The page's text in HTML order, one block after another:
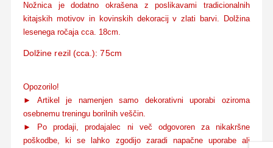
Nožnica je dodatno okrašena z poslikavami tradicionalnih
kitajskih motivov in kovinskih dekoracij v zlati barvi. Dolžina
lesenega ročaja cca. 18cm.
Dolžine rezil (cca.): 75cm
Opozorilo!
► Artikel je namenjen samo dekorativni uporabi oziroma
osebnemu treningu borilnih veščin.
► Po prodaji, prodajalec ni več odgovoren za nikakršne
poškodbe, ki se lahko zgodijo zaradi napačne uporabe ali